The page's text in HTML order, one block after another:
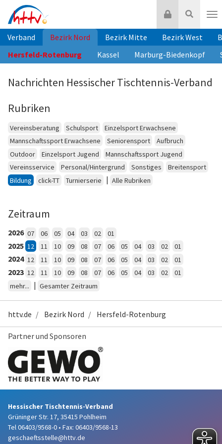
Inhalt
springen
Suche
Login
Verband Bezirk Nord Bezirk Mitte Bezirk West
Hersfeld-Rotenburg
Kassel Marburg-Biedenkopf
Nachrichten Hessischer Tischtennis-Verband
Rubriken
Vereinsberatung Schulsport
Einzelsport Erwachsene
Mannschaftssport Erwachsene
Seniorensport
Aufbruch
Outdoor
Einzelsport Jugend
Mannschaftssport Jugend
Vereinsservice
Personal/Hintergrund Sonstiges
Breitensport
Bildung
click-TT Turnierserie | Alle Rubriken
Zeitraum
2026 07 06 05 04 03 02 01
2025 12 11 10 09 08 07 06 05 04 03 02 01
2024 12 11 10 09 08 07 06 05 04 03 02 01
2023 12 11 10 09 08 07 06 05 04 03 02
01
mehr...
| Gesamter Zeitraum
httv.de Bezirk Nord Hersfeld-Rotenburg
Partner und Sponsoren
Hessischer Tischtennis-Verband
Grüninger Str. 17, 35415 Pohlheim
Tel 06403/9568-0 • Fax: 06403/9568-13
geschaeftsstelle@httv.de